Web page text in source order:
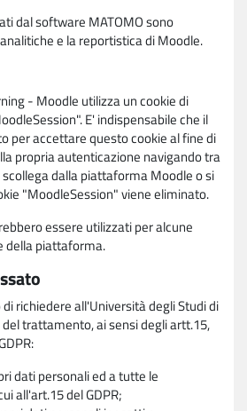
dal software MATOMO sono
e la reportistica di Moodle.
- Moodle utilizza un cookie di
E' indispensabile che il
per accettare questo cookie al fine di
propria autenticazione navigando tra
scollega dalla piattaforma Moodle o si
"MoodleSession" viene eliminato.
essere utilizzati per alcune
della piattaforma.
richiedere all'Università degli Studi di
trattamento, ai sensi degli artt.15,
dati personali ed a tutte le
all'art.15 del GDPR;